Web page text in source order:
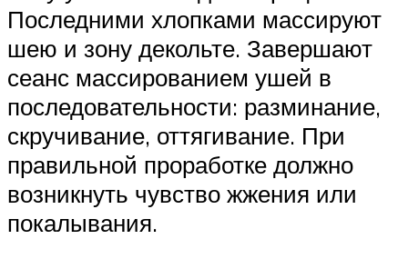
Последними хлопками массируют
шею и зону декольте. Завершают
сеанс массированием ушей в
последовательности: разминание,
скручивание, оттягивание. При
правильной проработке должно
возникнуть чувство жжения или
покалывания.